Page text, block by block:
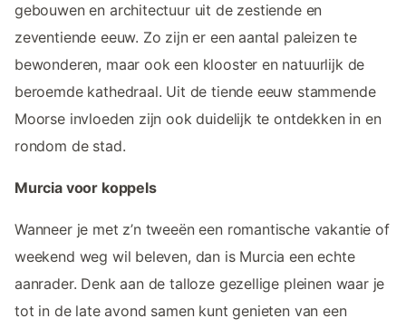
gebouwen en architectuur uit de zestiende en
zeventiende eeuw. Zo zijn er een aantal paleizen te
bewonderen, maar ook een klooster en natuurlijk de
beroemde kathedraal. Uit de tiende eeuw stammende
Moorse invloeden zijn ook duidelijk te ontdekken in en
rondom de stad.
Murcia voor koppels
Wanneer je met z’n tweeën een romantische vakantie of
weekend weg wil beleven, dan is Murcia een echte
aanrader. Denk aan de talloze gezellige pleinen waar je
tot in de late avond samen kunt genieten van een